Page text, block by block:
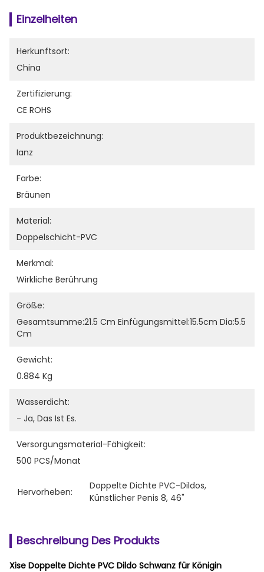
Einzelheiten
Herkunftsort:
China
Zertifizierung:
CE ROHS
Produktbezeichnung:
Ianz
Farbe:
Bräunen
Material:
Doppelschicht-PVC
Merkmal:
Wirkliche Berührung
Größe:
Gesamtsumme:21.5 Cm Einfügungsmittel:15.5cm Dia:5.5
Cm
Gewicht:
0.884 Kg
Wasserdicht:
- Ja, Das Ist Es.
Versorgungsmaterial-Fähigkeit:
500 PCS/Monat
Hervorheben:
Doppelte Dichte PVC-Dildos,
Künstlicher Penis 8, 46"
Beschreibung Des Produkts
Xise Doppelte Dichte PVC Dildo Schwanz für Königin